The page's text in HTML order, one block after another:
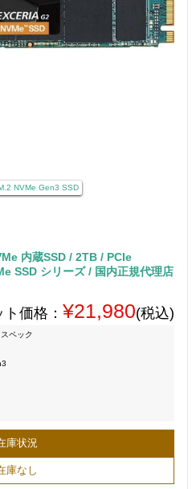
NVMe Gen3 SSD
内蔵SSD / 2TB / PCIe
SSD シリーズ / 国内正規代理店
ト価格： ¥21,980(税込)
スペック
庫状況
庫なし